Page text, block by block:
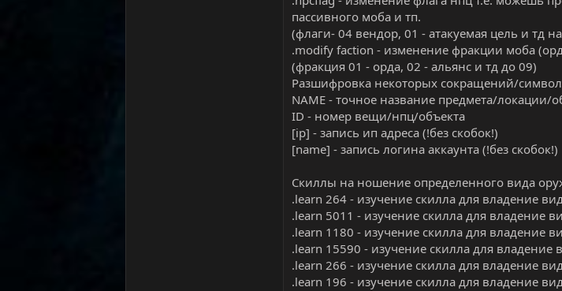
пассивного моба и тп.
(флаги- 04 вендор, 01 - атакуемая цель и тд
.modify faction - изменение фракции моба
(фракция 01 - орда, 02 - альянс и тд до 09)
Разшифровка некоторых сокращений/
NAME - точное название предмета/локации/
ID - номер вещи/нпц/объекта
[ip] - запись ип адреса (!без скобок!)
[name] - запись логина аккаунта (!без скобок!)
Скиллы на ношение определенного вида
.learn 264 - изучение скилла для владение
.learn 5011 - изучение скилла для владение
.learn 1180 - изучение скилла для владение
.learn 15590 - изучение скилла для владение
.learn 266 - изучение скилла для владение
.learn 196 - изучение скилла для владение